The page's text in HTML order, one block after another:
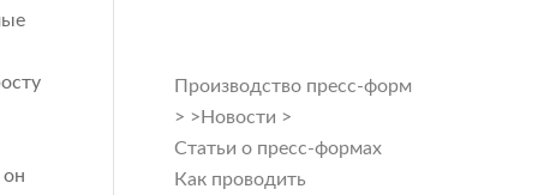
он
Производство пресс-форм
>
Статьи о пресс-формах
> Новости >
Как проводить